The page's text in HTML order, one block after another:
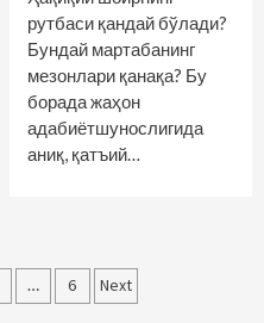
рутбаси қандай бўлади?
Бундай мартабанинг
мезонлари қанақа? Бу
борада жаҳон
адабиётшунослигида
аниқ, қатъий…
… 6 Next